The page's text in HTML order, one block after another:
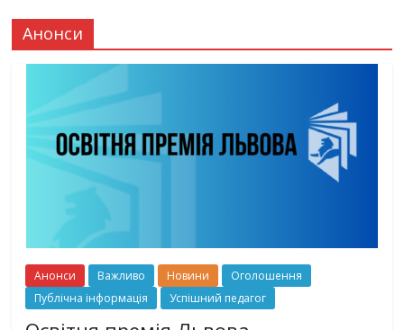
Анонси
Анонси Важливо Новини
Оголошення
Публічна інформація
Успішний педагог